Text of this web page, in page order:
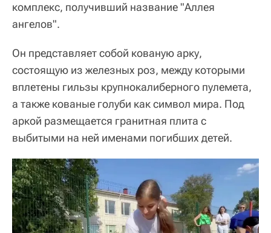
комплекс, получивший название "Аллея
ангелов".
Он представляет собой кованую арку,
состоящую из железных роз, между которыми
вплетены гильзы крупнокалиберного пулемета,
а также кованые голуби как символ мира. Под
аркой размещается гранитная плита с
выбитыми на ней именами погибших детей.